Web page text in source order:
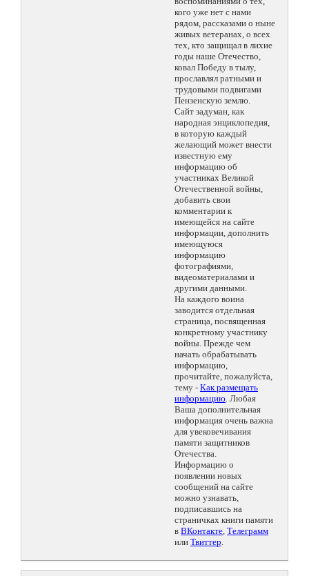
кого уже нет с нами
рядом, рассказами о ныне
живых ветеранах, о всех
тех, кто защищал в лихие
годы наше Отечество,
ковал Победу в тылу,
прославлял ратными и
трудовыми подвигами
Пензенскую землю.
Сайт задуман, как
народная энциклопедия,
в которую каждый
желающий может внести
известную ему
информацию об
участниках Великой
Отечественной войны,
добавить свои
комментарии к
имеющейся на сайте
информации, дополнить
имеющуюся
информацию
фотографиями,
видеоматериалами и
другими данными.
На каждого воина
заводится отдельная
страница, посвященная
конкретному участнику
войны. Прежде чем
начать обрабатывать
информацию,
прочитайте, пожалуйста,
тему - Как размещать
информацию. Любая
Ваша дополнительная
информация очень важна
для увековечивания
памяти защитников
Отечества.
Информацию о
появлении новых
сообщений на сайте
можно узнавать,
подписавшись на
страничках книги памяти
в ВКонтакте, Телеграмм
или Твиттер.